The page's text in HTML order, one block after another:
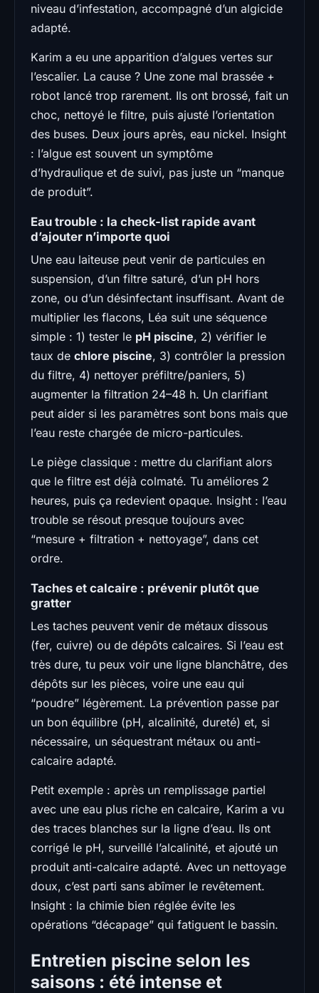
niveau d’infestation, accompagné d’un algicide
adapté.
Karim a eu une apparition d’algues vertes sur
l’escalier. La cause ? Une zone mal brassée +
robot lancé trop rarement. Ils ont brossé, fait un
choc, nettoyé le filtre, puis ajusté l’orientation
des buses. Deux jours après, eau nickel. Insight
: l’algue est souvent un symptôme
d’hydraulique et de suivi, pas juste un “manque
de produit”.
Eau trouble : la check-list rapide avant
d’ajouter n’importe quoi
Une eau laiteuse peut venir de particules en
suspension, d’un filtre saturé, d’un pH hors
zone, ou d’un désinfectant insuffisant. Avant de
multiplier les flacons, Léa suit une séquence
simple : 1) tester le pH piscine, 2) vérifier le
taux de chlore piscine, 3) contrôler la pression
du filtre, 4) nettoyer préfiltre/paniers, 5)
augmenter la filtration 24–48 h. Un clarifiant
peut aider si les paramètres sont bons mais que
l’eau reste chargée de micro-particules.
Le piège classique : mettre du clarifiant alors
que le filtre est déjà colmaté. Tu améliores 2
heures, puis ça redevient opaque. Insight : l’eau
trouble se résout presque toujours avec
“mesure + filtration + nettoyage”, dans cet
ordre.
Taches et calcaire : prévenir plutôt que
gratter
Les taches peuvent venir de métaux dissous
(fer, cuivre) ou de dépôts calcaires. Si l’eau est
très dure, tu peux voir une ligne blanchâtre, des
dépôts sur les pièces, voire une eau qui
“poudre” légèrement. La prévention passe par
un bon équilibre (pH, alcalinité, dureté) et, si
nécessaire, un séquestrant métaux ou anti-
calcaire adapté.
Petit exemple : après un remplissage partiel
avec une eau plus riche en calcaire, Karim a vu
des traces blanches sur la ligne d’eau. Ils ont
corrigé le pH, surveillé l’alcalinité, et ajouté un
produit anti-calcaire adapté. Avec un nettoyage
doux, c’est parti sans abîmer le revêtement.
Insight : la chimie bien réglée évite les
opérations “décapage” qui fatiguent le bassin.
Entretien piscine selon les
saisons : été intense et